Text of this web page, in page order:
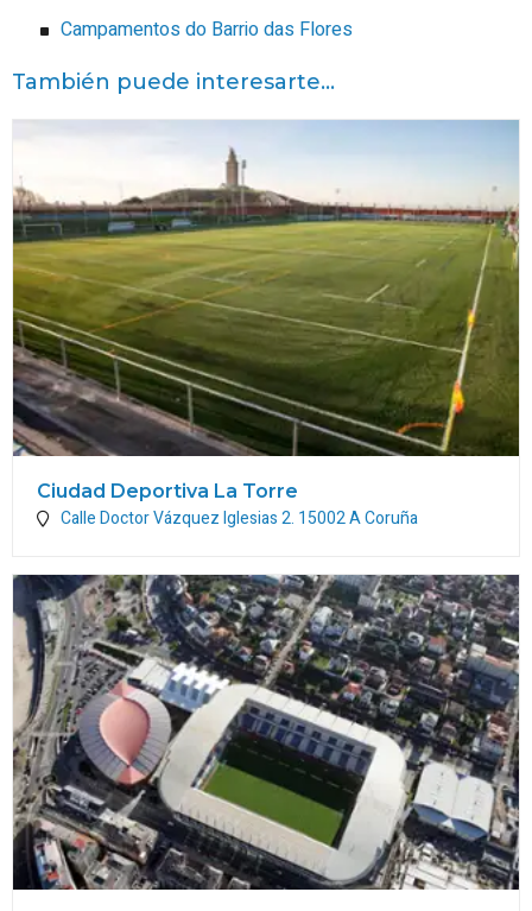
Campamentos do Barrio das Flores
También puede interesarte...
Ciudad Deportiva La Torre
Calle Doctor Vázquez Iglesias 2. 15002A Coruña